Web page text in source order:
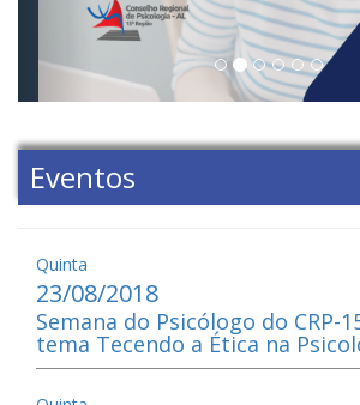
Eventos
Quinta
23/08/2018
Semana do Psicólogo do CRP-
tema Tecendo a Ética na